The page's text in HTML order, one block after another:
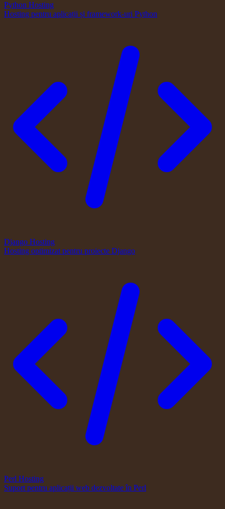
Python Hosting
Hosting pentru aplicații și framework-uri Python
Django Hosting
Hosting optimizat pentru proiecte Django
Perl Hosting
Suport pentru aplicații web dezvoltate în Perl